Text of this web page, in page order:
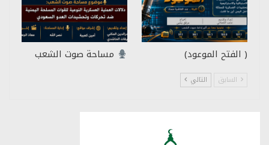
( الفتح الموعود) مساحة صوت الشعب
السابق التالي